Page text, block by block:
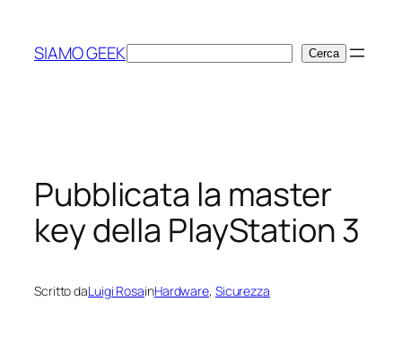
contenuto
SIAMO GEEKCerca Cerca
Pubblicata la master
key della PlayStation 3
Scritto daLuigi RosainHardware, Sicurezza